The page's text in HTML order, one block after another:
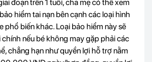
đoạn trên 1 tuổi, cha mẹ có thể xem
hiểm tai nạn bên cạnh các loại hình
phổ biến khác. Loại bảo hiểm này sẽ
nếu bé không may gặp phải các
chẳng hạn như quyền lợi hỗ trợ nằm